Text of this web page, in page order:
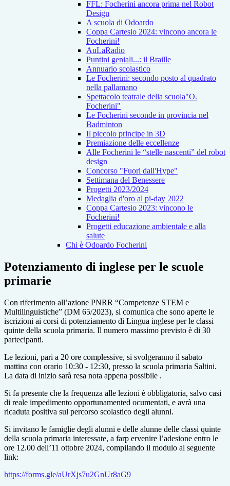
FFL: Focherini ancora prima nel Robot
Design
A scuola di Odoardo
Coppa Cartesio 2024: vincono ancora le
Focherini!
AuLaRadio
Puntini geniali...: il Braille
Annuario scolastico
Le Focherini: secondo posto al quadrato
nella pallamano
Spettacolo teatrale della scuola"O.
Focherini"
Le Focherini seconde in provincia nel
Badminton
Il piccolo principe in 3D
Premiazione delle eccellenze
Alle Focherini le “stelle nascenti” del robot
design
Concorso "Fuori dall'Hype"
Settimana del Benessere
Progetti 2023/2024
Medaglia d'oro al pi-day 2022
Coppa Cartesio 2023: vincono le
Focherini!
Progetti educazione ambientale e alla
salute
Chi è Odoardo Focherini
Potenziamento di inglese per le scuole
primarie
Con riferimento all’azione PNRR “Competenze STEM e
Multilinguistiche” (DM 65/2023), si comunica che sono aperte le
iscrizioni ai corsi di potenziamento di Lingua inglese per le classi
quinte della scuola primaria. Il numero massimo previsto è di 30
partecipanti.
Le lezioni, pari a 20 ore complessive, si svolgeranno il sabato
mattina con orario 10:30 - 12:30, presso la scuola primaria Saltini.
La data di inizio sarà resa nota appena possibile .
Si fa presente che la frequenza alle lezioni è obbligatoria, salvo casi
di reale impedimento opportunamented ocumentati, e avrà una
ricaduta positiva sul percorso scolastico degli alunni.
Si invitano le famiglie degli alunni e delle alunne delle classi quinte
della scuola primaria interessate, a farp ervenire l’adesione entro le
ore 12.00 dell’11 ottobre 2024, compilando il modulo al seguente
link:
https://forms.gle/aUrXjs7u2GnUr8aG9